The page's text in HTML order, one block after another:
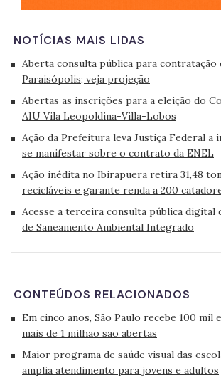
NOTÍCIAS MAIS LIDAS
Aberta consulta pública para contratação
Paraisópolis; veja projeção
Abertas as inscrições para a eleição do
AIU Vila Leopoldina-Villa-Lobos
Ação da Prefeitura leva Justiça Federal a
se manifestar sobre o contrato da ENEL
Ação inédita no Ibirapuera retira 31,48
recicláveis e garante renda a 200
Acesse a terceira consulta pública digital
de Saneamento Ambiental Integrado
CONTEÚDOS RELACIONADOS
Em cinco anos, São Paulo recebe 100 mil
mais de 1 milhão são abertas
Maior programa de saúde visual das
amplia atendimento para jovens e adultos